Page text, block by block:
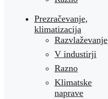
Prezračevanje,
klimatizacija
Razvlaževanje
V industirji
Razno
Klimatske
naprave